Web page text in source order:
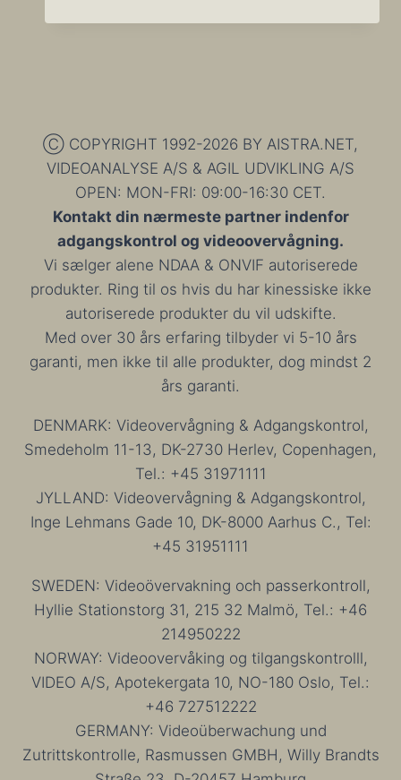
I
Ⓒ COPYRIGHT 1992-2026 BY AISTRA.NET,
VIDEOANALYSE A/S & AGIL UDVIKLING A/S
OPEN: MON-FRI: 09:00-16:30 CET.
Kontakt din nærmeste partner indenfor
adgangskontrol og videoovervågning.
Vi sælger alene NDAA & ONVIF autoriserede
produkter. Ring til os hvis du har kinessiske ikke
autoriserede produkter du vil udskifte.
Med over 30 års erfaring tilbyder vi 5-10 års
garanti, men ikke til alle produkter, dog mindst 2
års garanti.
DENMARK: Videovervågning & Adgangskontrol,
Smedeholm 11-13, DK-2730 Herlev, Copenhagen,
Tel.: +45 31971111
JYLLAND: Videovervågning & Adgangskontrol,
Inge Lehmans Gade 10, DK-8000 Aarhus C., Tel:
+45 31951111
SWEDEN: Videoövervakning och passerkontroll,
Hyllie Stationstorg 31, 215 32 Malmö, Tel.: +46
214950222
NORWAY: Videoovervåking og tilgangskontrolll,
VIDEO A/S, Apotekergata 10, NO-180 Oslo, Tel.:
+46 727512222
GERMANY: Videoüberwachung und
Zutrittskontrolle, Rasmussen GMBH, Willy Brandts